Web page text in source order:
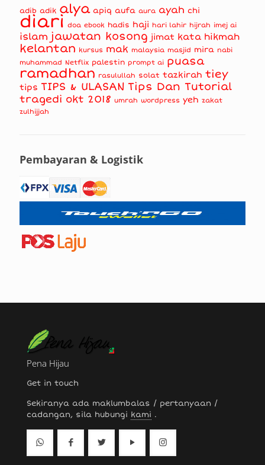
adib adik alya apiq aufa aura ayah chi
diari doa ebook hadis haji hari lahir hijrah imej ai
islam jawatan kosong jimat kata hikmah
kelantan kursus mak malaysia masjid mira nabi
muhammad Netflix palestin prompt ai puasa
ramadhan rasulullah solat tazkirah tiey
tips TIPS & ULASAN Tips Dan Tutorial
tragedi okt 2018 umrah wordpress yeh zakat
zulhijjah
Pembayaran & Logistik
Pena Hijau
Get in touch
Sekiranya ada maklumbalas / pertanyaan /
cadangan, sila hubungi kami .